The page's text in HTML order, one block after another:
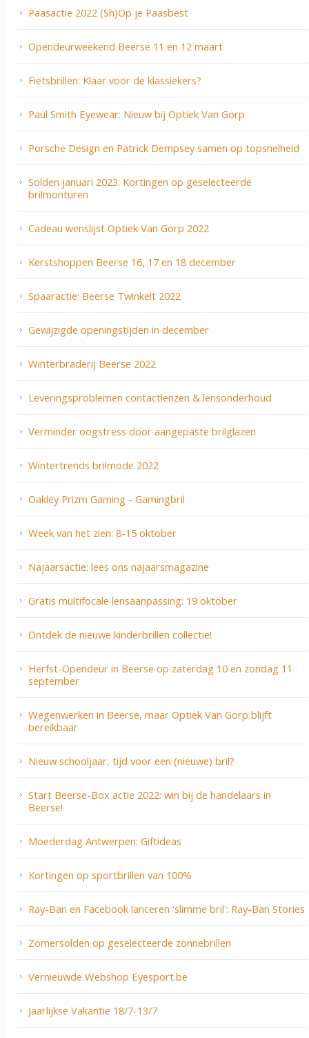
Paasactie 2022 (Sh)Op je Paasbest
Opendeurweekend Beerse 11 en 12 maart
Fietsbrillen: Klaar voor de klassiekers?
Paul Smith Eyewear: Nieuw bij Optiek Van Gorp
Porsche Design en Patrick Dempsey samen op topsnelheid
Solden januari 2023: Kortingen op geselecteerde
brilmonturen
Cadeau wenslijst Optiek Van Gorp 2022
Kerstshoppen Beerse 16, 17 en 18 december
Spaaractie: Beerse Twinkelt 2022
Gewijzigde openingstijden in december
Winterbraderij Beerse 2022
Leveringsproblemen contactlenzen & lensonderhoud
Verminder oogstress door aangepaste brilglazen
Wintertrends brilmode 2022
Oakley Prizm Gaming - Gamingbril
Week van het zien: 8-15 oktober
Najaarsactie: lees ons najaarsmagazine
Gratis multifocale lensaanpassing: 19 oktober
Ontdek de nieuwe kinderbrillen collectie!
Herfst-Opendeur in Beerse op zaterdag 10 en zondag 11
september
Wegenwerken in Beerse, maar Optiek Van Gorp blijft
bereikbaar
Nieuw schooljaar, tijd voor een (nieuwe) bril?
Start Beerse-Box actie 2022: win bij de handelaars in
Beerse!
Moederdag Antwerpen: Giftideas
Kortingen op sportbrillen van 100%
Ray-Ban en Facebook lanceren 'slimme bril': Ray-Ban Stories
Zomersolden op geselecteerde zonnebrillen
Vernieuwde Webshop Eyesport.be
Jaarlijkse Vakantie 18/7-13/7